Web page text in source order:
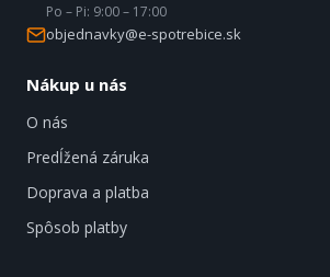
Po – Pi: 9:00 – 17:00
objednavky@e-spotrebice.sk
Nákup u nás
O nás
Predĺžená záruka
Doprava a platba
Spôsob platby